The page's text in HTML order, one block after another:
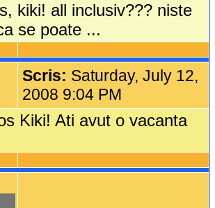
kiki! all inclusiv??? niste
se poate ...
Scris: Saturday, July 12,
2008 9:04 PM
Kiki! Ati avut o vacanta